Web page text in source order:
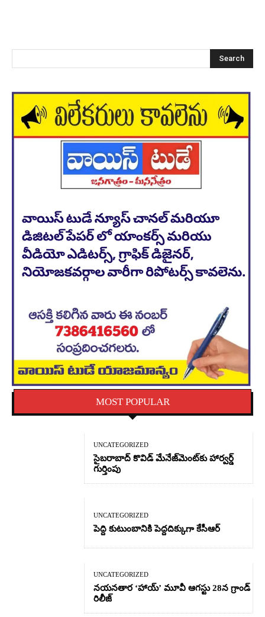
Search
MOST POPULAR
UNCATEGORIZED
సైబరాబాద్‌ కొవిడ్‌ మేనేజ్‌మెంట్‌కు హార్వర్డ్‌
గుర్తింపు
UNCATEGORIZED
పెద్ది కుటుంబానికి పెద్దదిక్కుగా కేసీఆర్
UNCATEGORIZED
నయనతార ‘హాయ్’ మూవీ ఆగస్టు 28న గ్రాండ్
రిలీజ్